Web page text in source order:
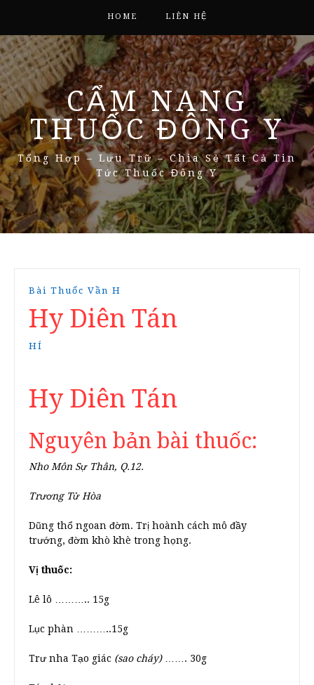
HOME LIÊN HỆ
CẨM NANG
THUỐC ĐÔNG Y
Tổng Hợp – Lưu Trữ – Chia Sẻ Tất Cả Tin
Tức Thuốc Đông Y
Bài Thuốc Vần H
Hy Diên Tán
HÍ
Hy Diên Tán
Nguyên bản bài thuốc:
Nho Môn Sự Thân, Q.12.
Trương Tử Hòa
Dũng thổ ngoan đờm. Trị hoành cách mô đầy
trướng, đờm khò khè trong họng.
Vị thuốc:
Lê lô ……….. 15g
Lục phàn ………..15g
Trư nha Tạo giác (sao cháy)……. 30g